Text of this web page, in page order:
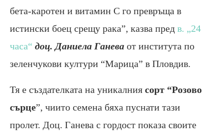
бета-каротен и витамин С го превръща в
истински боец срещу рака”, казва пред в. „24
часа“ доц. Даниела Ганева от института по
зеленчукови култури “Марица” в Пловдив.
Тя е създателката на уникалния сорт “Розово
сърце”, чиито семена бяха пуснати тази
пролет. Доц. Ганева с гордост показа своите